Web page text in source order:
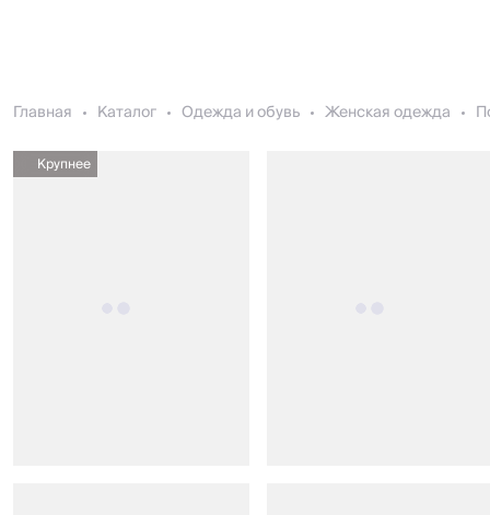
Главная Каталог Одежда и обувь Женская одежда
Крупнее